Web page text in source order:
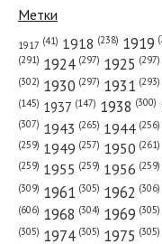
№ 108 от мая 1937
№ 58 от марта 1959
Метки
1917 (41) 1918 (238) 1919
(291) 1924 (297) 1925 (297)
(302) 1930 (297) 1931 (293)
(145) 1937 (147) 1938 (300)
(307) 1943 (265) 1944 (256)
(259) 1949 (257) 1950 (261)
(259) 1955 (259) 1956 (259)
(309) 1961 (305) 1962 (306)
(606) 1968 (304) 1969 (305)
(305) 1974 (305) 1975 (305)